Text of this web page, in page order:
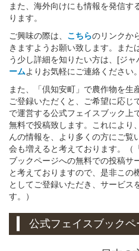
また、海外向けにも情報を発信す
ります。
ご興味の際は、 こちらのリンクか
きますようお願い致します。また
う少し詳細を知りたい方は、[ジ
ームよりお気軽にご連絡ください。
また、「倶知安町」で農作物を生
ご登録いただくと、ご希望に応じ
で運営する公式フェイスブック上
無料で投稿致します。これにより
んの情報を、より多くの方にご覧
会も増えると考えております。（
ブックページへの無料での投稿サ
と考えておりますので、是非この
としてご登録いただき、サービス
す。）
公式フェイスブックペ